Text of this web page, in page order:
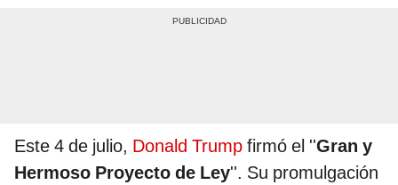
Este 4 de julio, Donald Trump firmó el ''Gran y
Hermoso Proyecto de Ley''. Su promulgación